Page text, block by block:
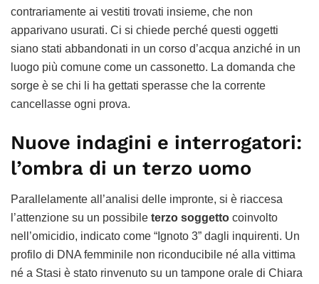
contrariamente ai vestiti trovati insieme, che non
apparivano usurati. Ci si chiede perché questi oggetti
siano stati abbandonati in un corso d’acqua anziché in un
luogo più comune come un cassonetto. La domanda che
sorge è se chi li ha gettati sperasse che la corrente
cancellasse ogni prova.
Nuove indagini e interrogatori:
l’ombra di un terzo uomo
Parallelamente all’analisi delle impronte, si è riaccesa
l’attenzione su un possibile terzo soggetto coinvolto
nell’omicidio, indicato come “Ignoto 3” dagli inquirenti. Un
profilo di DNA femminile non riconducibile né alla vittima
né a Stasi è stato rinvenuto su un tampone orale di Chiara